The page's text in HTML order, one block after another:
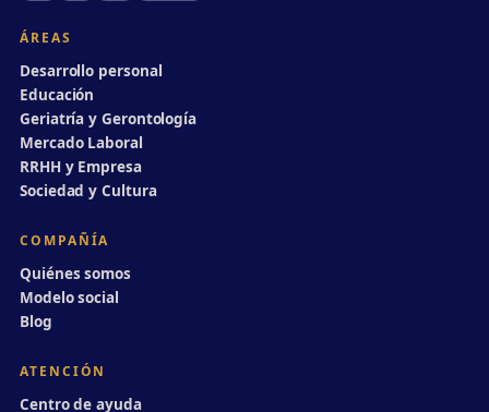
ÁREAS
Desarrollo personal
Educación
Geriatría y Gerontología
Mercado Laboral
RRHH y Empresa
Sociedad y Cultura
COMPAÑÍA
Quiénes somos
Modelo social
Blog
ATENCIÓN
Centro de ayuda